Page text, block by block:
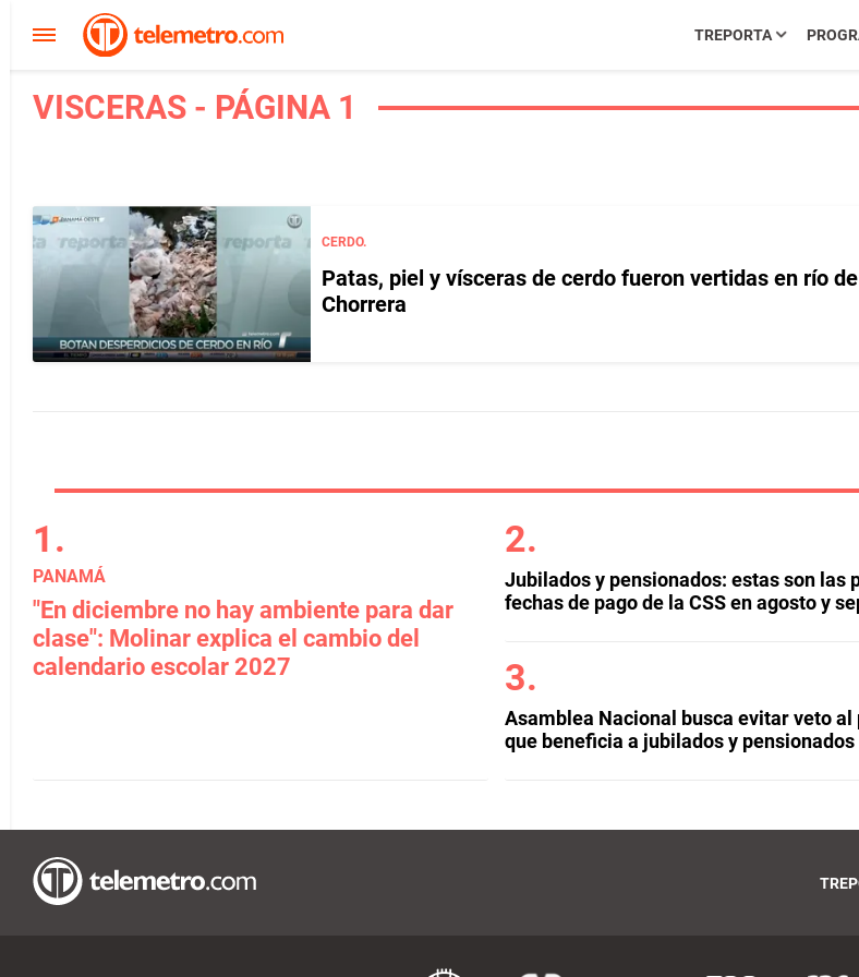
TREPORTA
VISCERAS - PÁGINA 1
CERDO.
Patas, piel y vísceras de cerdo fueron vertidas en río
Chorrera
PANAMÁ
"En diciembre no hay ambiente para dar
clase": Molinar explica el cambio del
calendario escolar 2027
Jubilados y pensionados: estas son las
fechas de pago de la CSS en agosto y
Asamblea Nacional busca evitar veto al
que beneficia a jubilados y pensionados